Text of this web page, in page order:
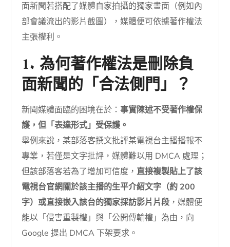
面新聞若搭配了媒體自家拍攝的獨家畫面（例如內
部會議流出的影片截圖），媒體便可依據著作權法
主張權利。
1. 為何著作權法是刪除負
面新聞的「合法側門」？
新聞媒體面臨的困境在於：事實陳述不受著作權保
護，但「表達形式」受保護。
舉例來說，某部落客撰文批評某電視台主播播報不
專業，若僅是文字批評，媒體難以用 DMCA 處理；
但該部落客若為了增加可信度，直接複製貼上了該
電視台官網關於該主播的生平介紹文字（約 200
字）或直接嵌入該台的獨家採訪影片片段 ，媒體便
能以「侵害重製權」與「公開傳輸權」為由，向
Google 提出 DMCA 下架要求。